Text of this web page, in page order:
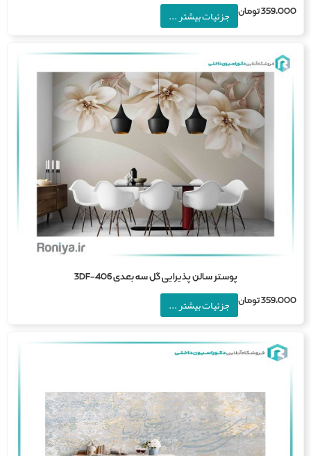
تومان جزئیات بیشتر ...
پوستر سالن پذیرایی گل سه بعدی 3DF-406
تومان جزئیات بیشتر ...